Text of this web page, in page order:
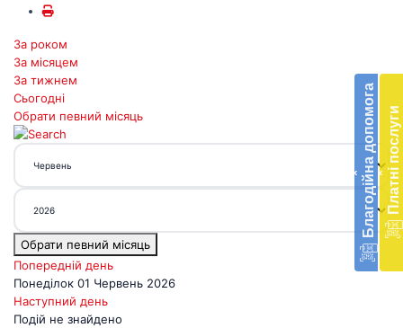
‹ Благодійна допомогав
‹ Платні послуги
За роком
За місяцем
За тижнем
Сьогодні
Обрати певний місяць
Обрати певний місяць
Попередній день
Понеділок 01 Червень 2026
Наступний день
Подій не знайдено